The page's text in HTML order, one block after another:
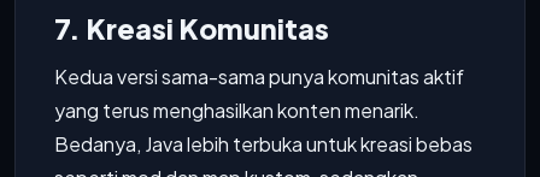
7. Kreasi Komunitas
Kedua versi sama-sama punya komunitas aktif
yang terus menghasilkan konten menarik.
Bedanya, Java lebih terbuka untuk kreasi bebas